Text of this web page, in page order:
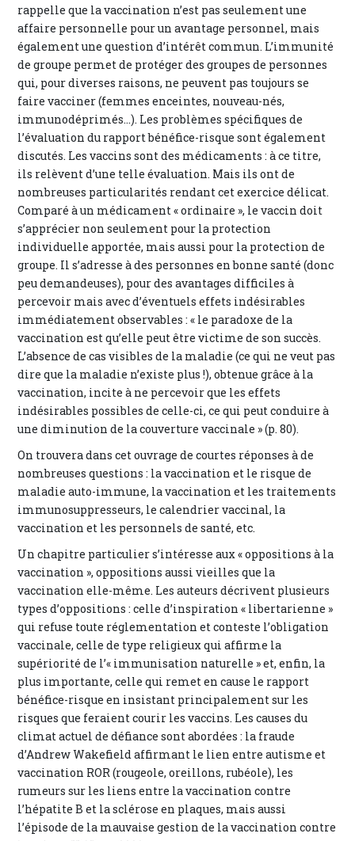
rappelle que la vaccination n’est pas seulement une
affaire personnelle pour un avantage personnel, mais
également une question d’intérêt commun. L’immunité
de groupe permet de protéger des groupes de personnes
qui, pour diverses raisons, ne peuvent pas toujours se
faire vacciner (femmes enceintes, nouveau-nés,
immunodéprimés…). Les problèmes spécifiques de
l’évaluation du rapport bénéfice-risque sont également
discutés. Les vaccins sont des médicaments : à ce titre,
ils relèvent d’une telle évaluation. Mais ils ont de
nombreuses particularités rendant cet exercice délicat.
Comparé à un médicament « ordinaire », le vaccin doit
s’apprécier non seulement pour la protection
individuelle apportée, mais aussi pour la protection de
groupe. Il s’adresse à des personnes en bonne santé (donc
peu demandeuses), pour des avantages difficiles à
percevoir mais avec d’éventuels effets indésirables
immédiatement observables : « le paradoxe de la
vaccination est qu’elle peut être victime de son succès.
L’absence de cas visibles de la maladie (ce qui ne veut pas
dire que la maladie n’existe plus !), obtenue grâce à la
vaccination, incite à ne percevoir que les effets
indésirables possibles de celle-ci, ce qui peut conduire à
une diminution de la couverture vaccinale » (p. 80).
On trouvera dans cet ouvrage de courtes réponses à de
nombreuses questions : la vaccination et le risque de
maladie auto-immune, la vaccination et les traitements
immunosuppresseurs, le calendrier vaccinal, la
vaccination et les personnels de santé, etc.
Un chapitre particulier s’intéresse aux « oppositions à la
vaccination », oppositions aussi vieilles que la
vaccination elle-même. Les auteurs décrivent plusieurs
types d’oppositions : celle d’inspiration « libertarienne »
qui refuse toute réglementation et conteste l’obligation
vaccinale, celle de type religieux qui affirme la
supériorité de l’« immunisation naturelle » et, enfin, la
plus importante, celle qui remet en cause le rapport
bénéfice-risque en insistant principalement sur les
risques que feraient courir les vaccins. Les causes du
climat actuel de défiance sont abordées : la fraude
d’Andrew Wakefield affirmant le lien entre autisme et
vaccination ROR (rougeole, oreillons, rubéole), les
rumeurs sur les liens entre la vaccination contre
l’hépatite B et la sclérose en plaques, mais aussi
l’épisode de la mauvaise gestion de la vaccination contre